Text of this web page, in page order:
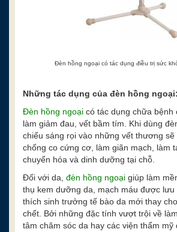
Đèn hồng ngoại có tác dụng điều trị sức
Những tác dụng của đèn hồng ngoại:
Đèn hồng ngoại có tác dụng chữa bệnh
làm giảm đau, vết bầm tím. Khi dùng
chiếu sáng rọi vào những vết thương sẽ
chống co cứng cơ, làm giãn mạch, làm
chuyển hóa và dinh dưỡng tại chỗ.
Đối với da, đèn hồng ngoại giúp làm
thụ kem dưỡng da, mạch máu được lưu
thích sinh trưởng tế bào da mới thay
chết. Bởi những đặc tính vượt trội về
tâm chăm sóc da hay các viện thẩm mỹ